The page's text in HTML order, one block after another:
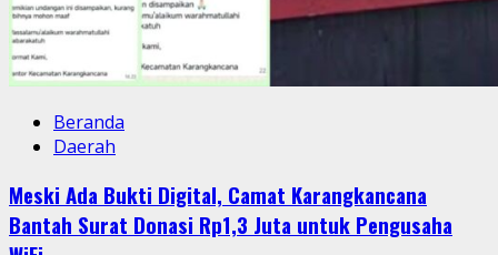
Beranda
Daerah
Meski Ada Bukti Digital, Camat Karangkancana
Bantah Surat Donasi Rp1,3 Juta untuk Pengusaha